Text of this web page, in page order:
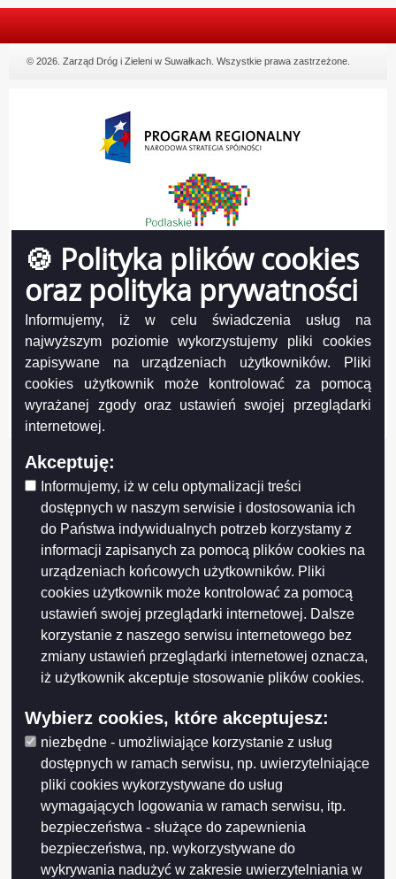
🍪 Polityka plików cookies
oraz polityka prywatności
Informujemy, iż w celu świadczenia usług na
najwyższym poziomie wykorzystujemy pliki cookies
zapisywane na urządzeniach użytkowników. Pliki
cookies użytkownik może kontrolować za pomocą
wyrażanej zgody oraz ustawień swojej przeglądarki
internetowej.
Akceptuję:
Informujemy, iż w celu optymalizacji treści
dostępnych w naszym serwisie i dostosowania ich
do Państwa indywidualnych potrzeb korzystamy z
informacji zapisanych za pomocą plików cookies na
urządzeniach końcowych użytkowników. Pliki
cookies użytkownik może kontrolować za pomocą
ustawień swojej przeglądarki internetowej. Dalsze
korzystanie z naszego serwisu internetowego bez
zmiany ustawień przeglądarki internetowej oznacza,
iż użytkownik akceptuje stosowanie plików cookies.
Wybierz cookies, które akceptujesz:
niezbędne - umożliwiające korzystanie z usług
dostępnych w ramach serwisu, np. uwierzytelniające
pliki cookies wykorzystywane do usług
wymagających logowania w ramach serwisu, itp.
bezpieczeństwa - służące do zapewnienia
bezpieczeństwa, np. wykorzystywane do
wykrywania nadużyć w zakresie uwierzytelniania w
© 2026. Zarząd Dróg i Zieleni w Suwałkach. Wszystkie prawa zastrzeżone.
Projekt współfinansowany przez Unię Europejską z Europejskiego Funduszu
Województwa Podlaskiego na lata 2007-2013
FUNDUSZE EUROPEJSKIE - DLA ROZWOJU WOJEWÓDZTWA PODLASKIEGO
Urząd Marszałkowski Województwa Podlaskiego – Instytucja Zarządzająca
RPOWP